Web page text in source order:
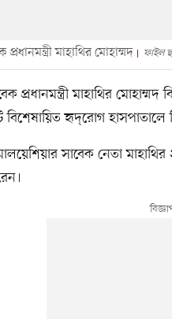
মাহাথির মোহাম্মদ ফাইল
প্রধানমন্ত্রী মাহাথির
হৃদ্‌রোগ হাসপাতালে
সাবেক নেতা মাহাথির